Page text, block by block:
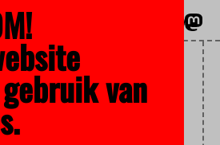
ASVA van